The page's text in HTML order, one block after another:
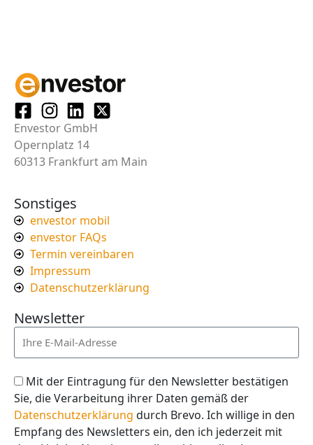
Envestor GmbH
Opernplatz 14
60313 Frankfurt am Main
Sonstiges
envestor mobil
envestor FAQs
Termin vereinbaren
Impressum
Datenschutzerklärung
Newsletter
Mit der Eintragung für den Newsletter bestätigen
Sie, die Verarbeitung ihrer Daten gemäß der
Datenschutzerklärung durch Brevo. Ich willige in den
Empfang des Newsletters ein, den ich jederzeit mit